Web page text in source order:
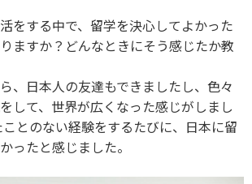
をする中で、留学を決心してよかった
ますか？どんなときにそう感じたか教
、日本人の友達もできましたし、色々
して、世界が広くなった感じがしまし
とのない経験をするたびに、日本に留
ったと感じました。